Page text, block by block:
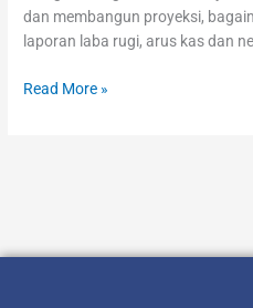
dan membangun proyeksi,
laporan laba rugi, arus kas dan
Read More »